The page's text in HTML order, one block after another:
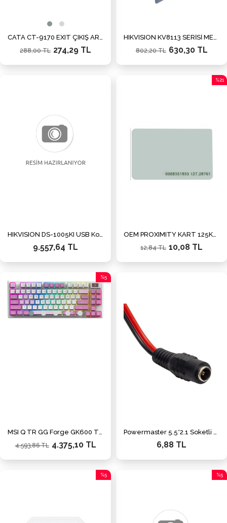
274,29 TL
288,00 TL 630,30 TL
802,20 TL
HIKVISION DS-1005KI USB Kontrol Klavyesi Keyboard
9.557,64 TL
OEM PROXIMITY KART 125KHZ
10,08 TL
12,84 TL
%21
4.375,10 TL
4.593,86 TL
%5
İndirim
%5İndirim
6,88 TL
%5
%5